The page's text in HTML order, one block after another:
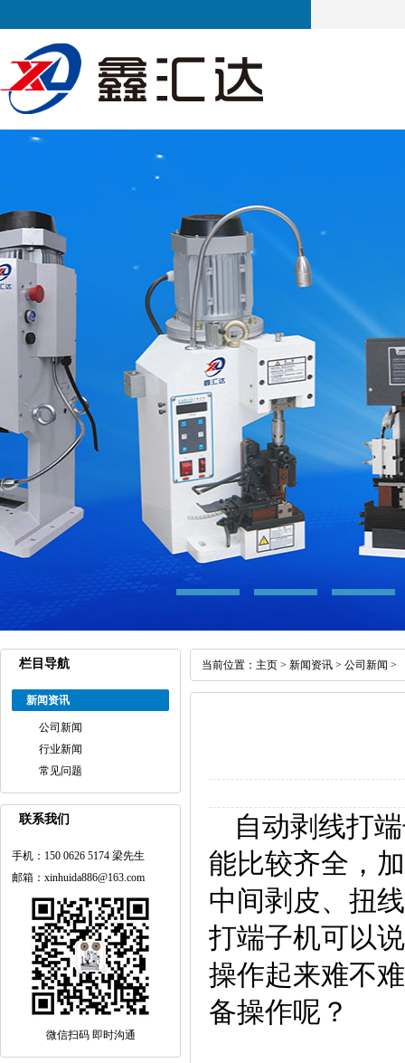
栏目导航
新闻资讯
公司新闻
行业新闻
常见问题
联系我们
手机：150 0626 5174 梁先生
邮箱：xinhuida886@163.com
微信扫码 即时沟通
当前位置： 主页 > 新闻资讯 > 公司新闻 >
自动剥线打
能比较齐全，
中间剥皮、扭
打端子机可以
操作起来难不
备操作呢？